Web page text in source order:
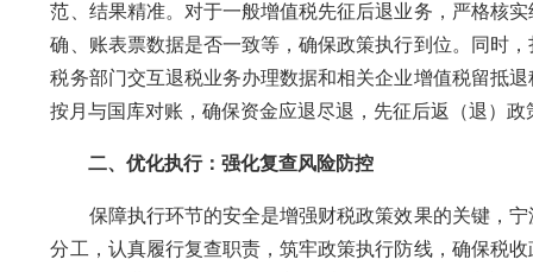
范、结果精准。对于一般增值税先征后退业务，严格核
确、账表票数据是否一致等，确保政策执行到位。同时
税务部门交互退税业务办理数据和相关企业增值税留抵
按月与国库对账，确保资金应退尽退，先征后返（退）
二、优化执行：强化复查风险防控
保障执行环节的安全是增强财税政策效果的关键，宁
分工，认真履行复查职责，筑牢政策执行防线，确保税